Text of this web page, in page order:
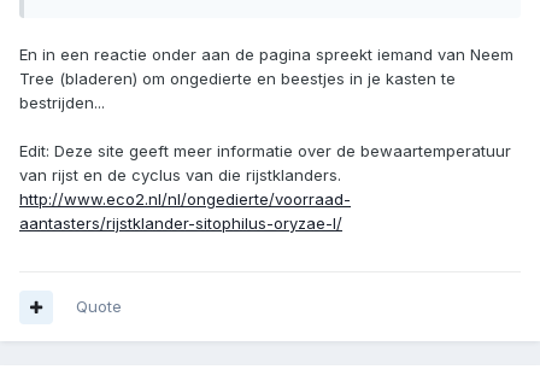
En in een reactie onder aan de pagina spreekt iemand van Neem
Tree (bladeren) om ongedierte en beestjes in je kasten te
bestrijden...
Edit: Deze site geeft meer informatie over de bewaartemperatuur
van rijst en de cyclus van die rijstklanders.
http://www.eco2.nl/nl/ongedierte/voorraad-
aantasters/rijstklander-sitophilus-oryzae-l/
Quote